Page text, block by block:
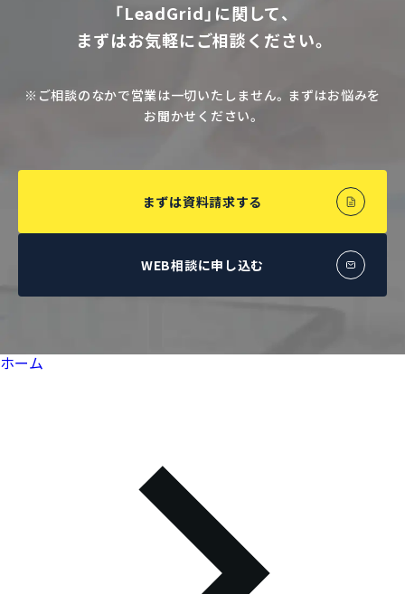
「LeadGrid」に関して、
まずはお気軽にご相談ください。
※ご相談のなかで営業は一切いたしません。まずはお悩みを
お聞かせください。
まずは資料請求する
WEB相談に申し込む
ホーム